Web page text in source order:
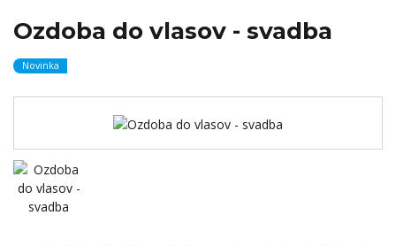
Ozdoba do vlasov - svadba
Novinka